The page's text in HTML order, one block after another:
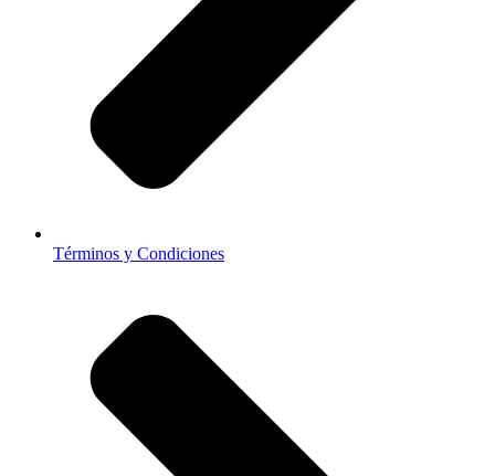
Términos y Condiciones